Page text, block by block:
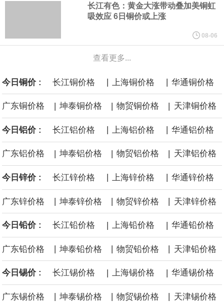
由中国汽车工业协会主办的第16届中国汽车论坛在上海嘉定举办。
论坛期间，中国汽车工业协会正式宣布启动成立"自动驾驶汽车产业
发展联席会"，并举行成立启动仪式。启动仪式上，中国汽车工业协
会表示，联席会将坚持"以安全为底线，以创新为动力，以协同促发
展"，与行业各方携手，共同推动我国自动驾驶产业安全、有序、规
模化发展，为建设汽车强国、培育新质生产力贡献产业力量。联席
会诚挚邀请整车企业、自动驾驶解决方案商、芯片与传感器企业、
软件与通信企业、测试认证机构、高校及科研院所等产业链相关单
当日总成交额的0.21%，成交价54.3元，较市场收盘价54.3元持
长江有色：黄金大涨带动叠加美铜虹
吸效应 6日铜价或上涨
08-06
查看更多...
今日铜价 : 长江铜价格 | 上海铜价格 | 华通铜价格
广东铜价格 | 坤泰铜价格 | 物贸铜价格 | 天津铜价格
今日铝价 : 长江铝价格 上海铝价格 华通铝价格
广东铝价格 | 坤泰铝价格 | 物贸铝价格 | 天津铝价格
今日锌价 : 长江锌价格 上海锌价格 华通锌价格
广东锌价格 | 坤泰锌价格 | 物贸锌价格 | 天津锌价格
今日铅价 : 长江铅价格 | 上海铅价格 | 华通铅价格
广东铅价格 坤泰铅价格 物贸铅价格 天津铅价格
今日锡价 : 长江锡价格 | 上海锡价格 | 华通锡价格
广东锡价格 坤泰锡价格 物贸锡价格 天津锡价格